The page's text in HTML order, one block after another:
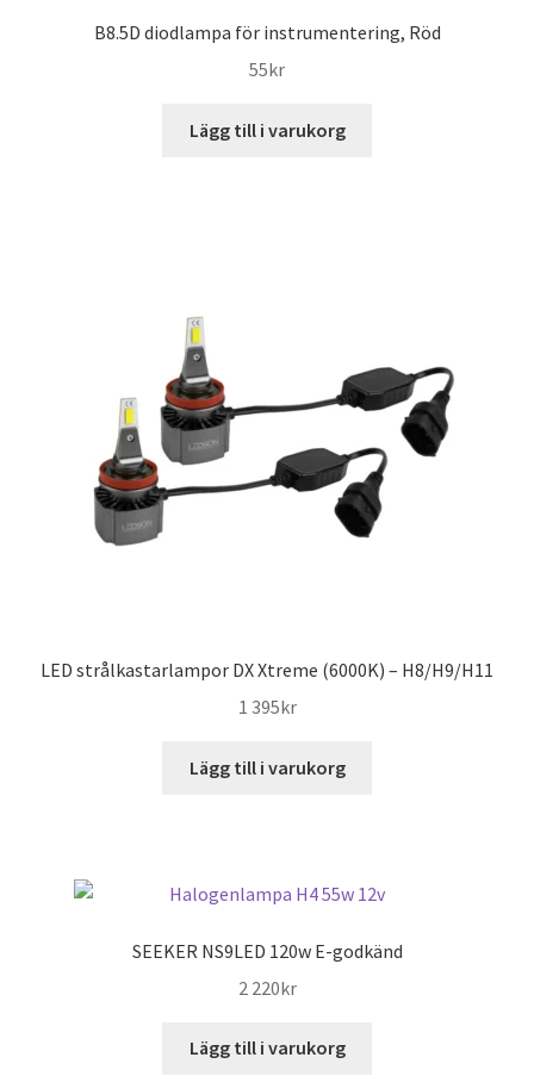
B8.5D diodlampa för instrumentering, Röd
55kr
Lägg till i varukorg
LED strålkastarlampor DX Xtreme (6000K) – H8/H9/H11
1 395kr
Lägg till i varukorg
SEEKER NS9LED 120w E-godkänd
2 220kr
Lägg till i varukorg